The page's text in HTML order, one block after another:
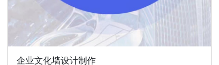
企业文化墙设计制作